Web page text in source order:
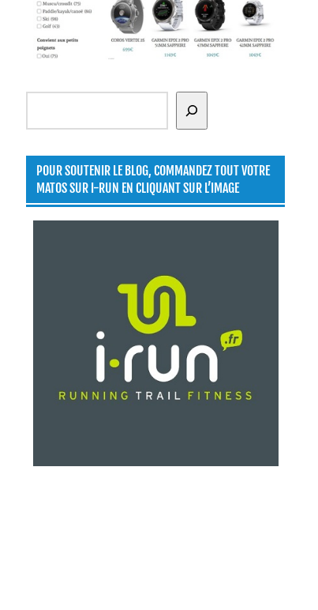
Rechercher
POUR SOUTENIR LE BLOG, COMMANDEZ TOUT VOTRE
MATOS SUR I-RUN EN CLIQUANT SUR L’IMAGE